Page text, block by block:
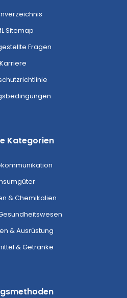
Sitemap
Fragen
Karriere
Kategorien
& Chemikalien
& Ausrüstung
& Getränke